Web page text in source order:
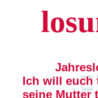
Ich will euch
seine Mutter